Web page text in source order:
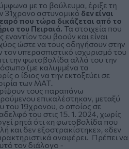
με το βούλευμα, έριξε τη
31χρονο αστυνομικό δεν είναι
που τώρα δικάζεται από το
του Πειραιά. Τα στοιχεία που
εναντίον του βοούν και είναι
ώστε να τους οδηγήσουν στην
υπερασπιστικό ισχυρισμό του
την φωτοβολίδα αλλά του την
(με καλυμμένα τα
ο ίδιος να την εκτοξεύει σε
των ΜΑΤ.
τους παραπάνω
επικαλέστηκαν, μεταξύ
του 19χρονου, ο οποίος σε
του στις 15. 1. 2024, χωρίς
ρητά ότι «η φωτοβολίδα που
και δεν εξοστρακίστηκε», «δεν
αναφέρει. Πρέπει να
τον διάλογο -